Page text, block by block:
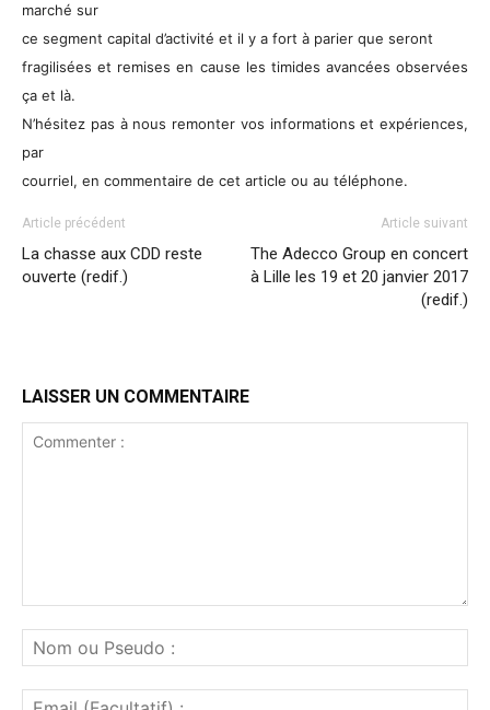
marché sur
ce segment capital d’activité et il y a fort à parier que seront
fragilisées et remises en cause les timides avancées observées
ça et là.
N’hésitez pas à nous remonter vos informations et expériences,
par
courriel, en commentaire de cet article ou au téléphone.
Article précédent
La chasse aux CDD reste
ouverte (redif.)
Article suivant
The Adecco Group en concert
à Lille les 19 et 20 janvier 2017
(redif.)
LAISSER UN COMMENTAIRE